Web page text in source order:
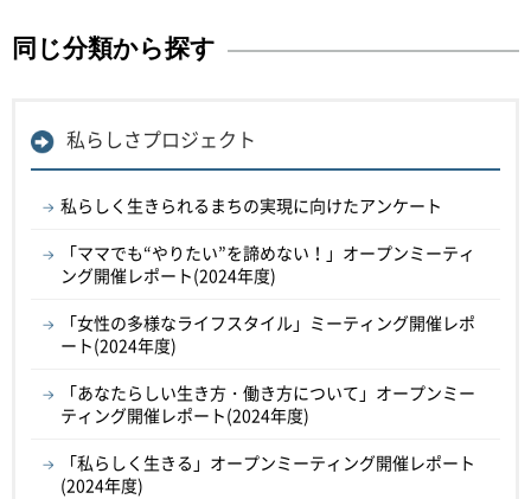
同じ分類から探す
私らしさプロジェクト
私らしく生きられるまちの実現に向けたアンケート
「ママでも“やりたい”を諦めない！」オープンミーティ
ング開催レポート(2024年度)
「女性の多様なライフスタイル」ミーティング開催レポ
ート(2024年度)
「あなたらしい生き方・働き方について」オープンミー
ティング開催レポート(2024年度)
「私らしく生きる」オープンミーティング開催レポート
(2024年度)